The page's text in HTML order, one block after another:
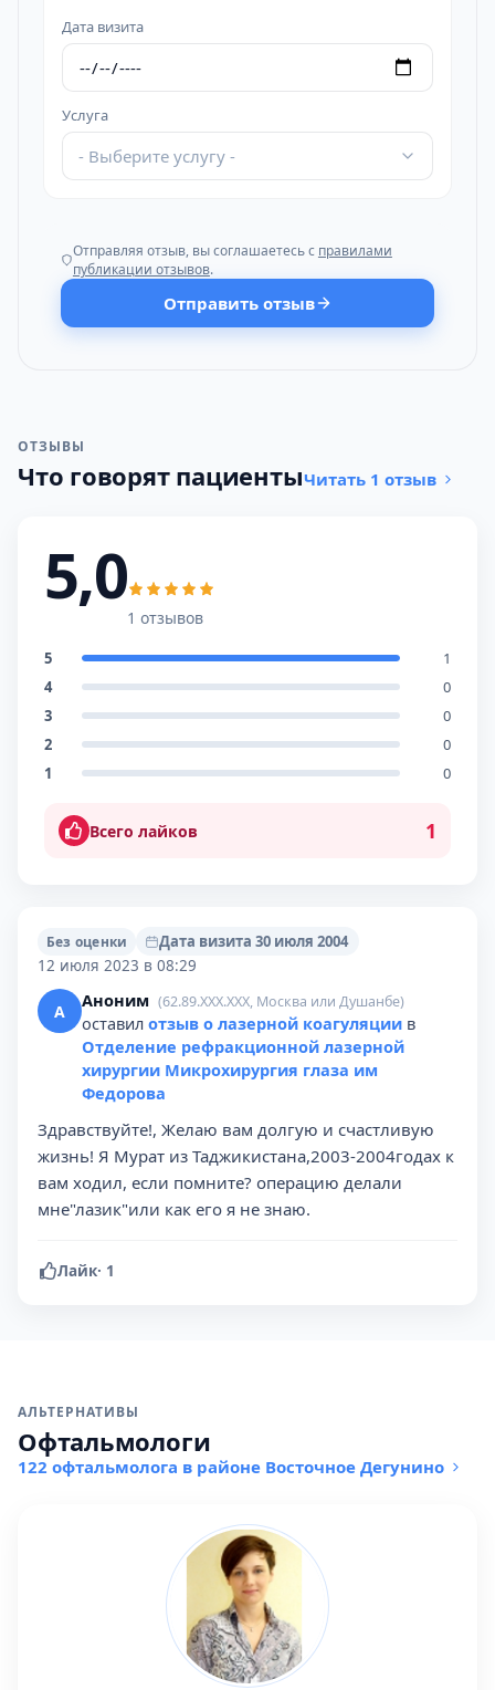
Дата визита
Услуга
- Выберите услугу -
Отправляя отзыв, вы соглашаетесь с правилами
публикации отзывов.
Отправить отзыв
ОТЗЫВЫ
Что говорят пациентыЧитать 1 отзыв
5,0
1 отзывов
5
1
4
0
3
0
2
0
1
0
Всего лайков 1
Без оценки
Дата визита 30 июля 2004
12 июля 2023 в 08:29
А Аноним (62.89.XXX.XXX, Москва или Душанбе)
оставил отзыв о лазерной коагуляции в
Отделение рефракционной лазерной
хирургии Микрохирургия глаза им
Федорова
Здравствуйте!, Желаю вам долгую и счастливую
жизнь! Я Мурат из Таджикистана,2003-2004годах к
вам ходил, если помните? операцию делали
мне"лазик"или как его я не знаю.
Лайк· 1
АЛЬТЕРНАТИВЫ
Офтальмологи
122 офтальмолога в районе Восточное Дегунино